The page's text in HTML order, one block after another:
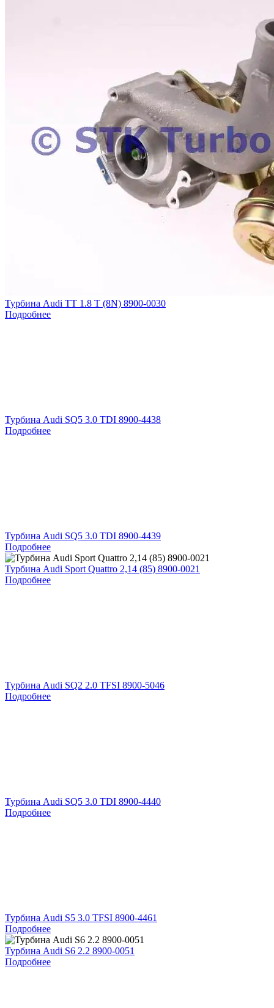
Турбина Audi TT 1.8 T (8N) 8900-0030
Подробнее
Турбина Audi SQ5 3.0 TDI 8900-4438
Подробнее
Турбина Audi SQ5 3.0 TDI 8900-4439
Подробнее
Турбина Audi Sport Quattro 2,14 (85) 8900-0021
Подробнее
Турбина Audi SQ2 2.0 TFSI 8900-5046
Подробнее
Турбина Audi SQ5 3.0 TDI 8900-4440
Подробнее
Турбина Audi S5 3.0 TFSI 8900-4461
Подробнее
Турбина Audi S6 2.2 8900-0051
Подробнее